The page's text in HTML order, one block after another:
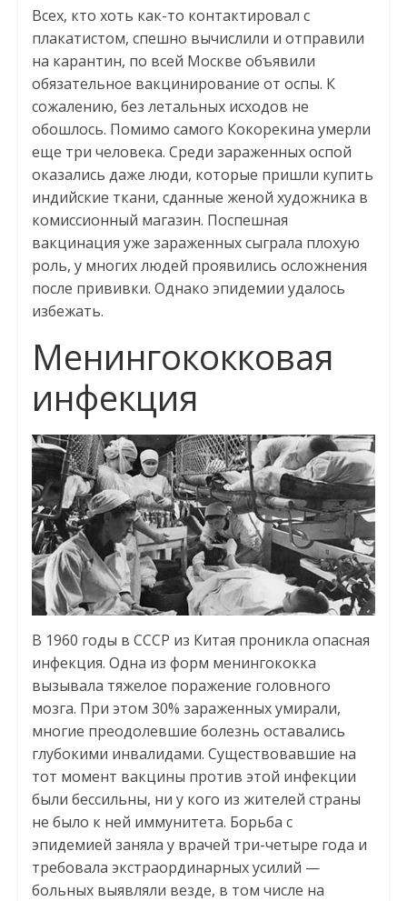
Всех, кто хоть как-то контактировал с
плакатистом, спешно вычислили и отправили
на карантин, по всей Москве объявили
обязательное вакцинирование от оспы. К
сожалению, без летальных исходов не
обошлось. Помимо самого Кокорекина умерли
еще три человека. Среди зараженных оспой
оказались даже люди, которые пришли купить
индийские ткани, сданные женой художника в
комиссионный магазин. Поспешная
вакцинация уже зараженных сыграла плохую
роль, у многих людей проявились осложнения
после прививки. Однако эпидемии удалось
избежать.
Менингококковая
инфекция
В 1960 годы в СССР из Китая проникла опасная
инфекция. Одна из форм менингококка
вызывала тяжелое поражение головного
мозга. При этом 30% зараженных умирали,
многие преодолевшие болезнь оставались
глубокими инвалидами. Существовавшие на
тот момент вакцины против этой инфекции
были бессильны, ни у кого из жителей страны
не было к ней иммунитета. Борьба с
эпидемией заняла у врачей три-четыре года и
требовала экстраординарных усилий —
больных выявляли везде, в том числе на